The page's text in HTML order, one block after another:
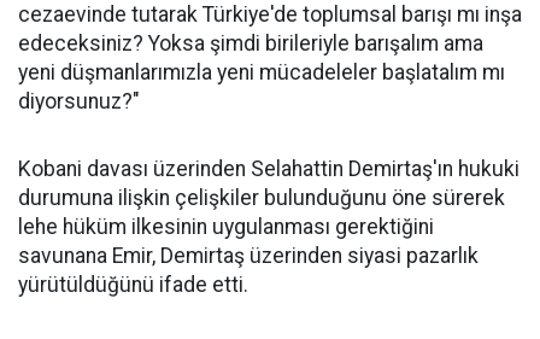
cezaevinde tutarak Türkiye'de toplumsal barışı mı inşa
edeceksiniz? Yoksa şimdi birileriyle barışalım ama
yeni düşmanlarımızla yeni mücadeleler başlatalım mı
diyorsunuz?"
Kobani davası üzerinden Selahattin Demirtaş'ın hukuki
durumuna ilişkin çelişkiler bulunduğunu öne sürerek
lehe hüküm ilkesinin uygulanması gerektiğini
savunana Emir, Demirtaş üzerinden siyasi pazarlık
yürütüldüğünü ifade etti.